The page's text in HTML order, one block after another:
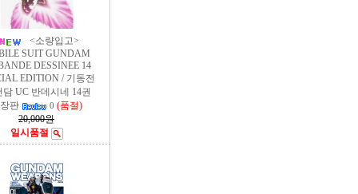
<소량입고>
SUIT GUNDAM
DESSINEE 14
EDITION / 기동전
담 UC 반데시네 14권
판
0 (품절)
20,000원
일시품절